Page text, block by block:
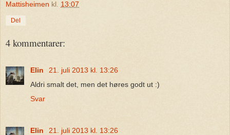
Mattisheimen kl. 13:07
Del
4 kommentarer:
Elin
21. juli 2013 kl. 13:26
Aldri smalt det, men det høres godt ut :)
Svar
Elin
21. juli 2013 kl. 13:26